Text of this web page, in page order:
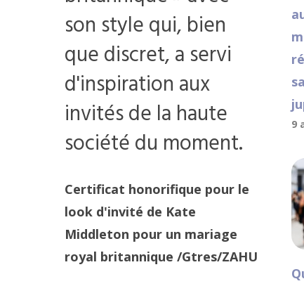
son style qui, bien
que discret, a servi
d'inspiration aux
invités de la haute
société du moment.
Certificat honorifique pour le
look d'invité de Kate
Middleton pour un mariage
royal britannique /Gtres/ZAHU
9